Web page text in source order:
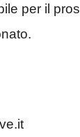
per il